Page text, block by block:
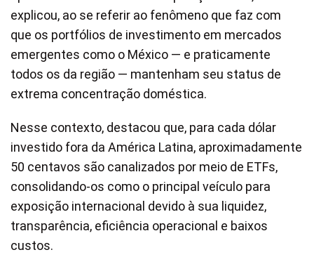
explicou, ao se referir ao fenômeno que faz com
que os portfólios de investimento em mercados
emergentes como o México — e praticamente
todos os da região — mantenham seu status de
extrema concentração doméstica.
Nesse contexto, destacou que, para cada dólar
investido fora da América Latina, aproximadamente
50 centavos são canalizados por meio de ETFs,
consolidando-os como o principal veículo para
exposição internacional devido à sua liquidez,
transparência, eficiência operacional e baixos
custos.